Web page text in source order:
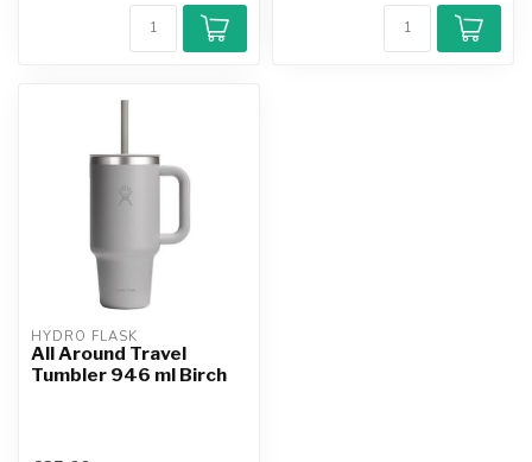
HYDRO FLASK
All Around Travel
Tumbler 946 ml Birch